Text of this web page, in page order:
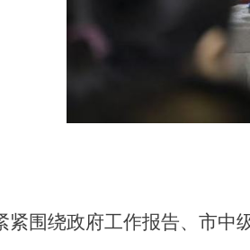
紧围绕政府工作报告、市中